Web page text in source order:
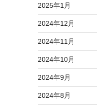
2025年1月
2024年12月
2024年11月
2024年10月
2024年9月
2024年8月